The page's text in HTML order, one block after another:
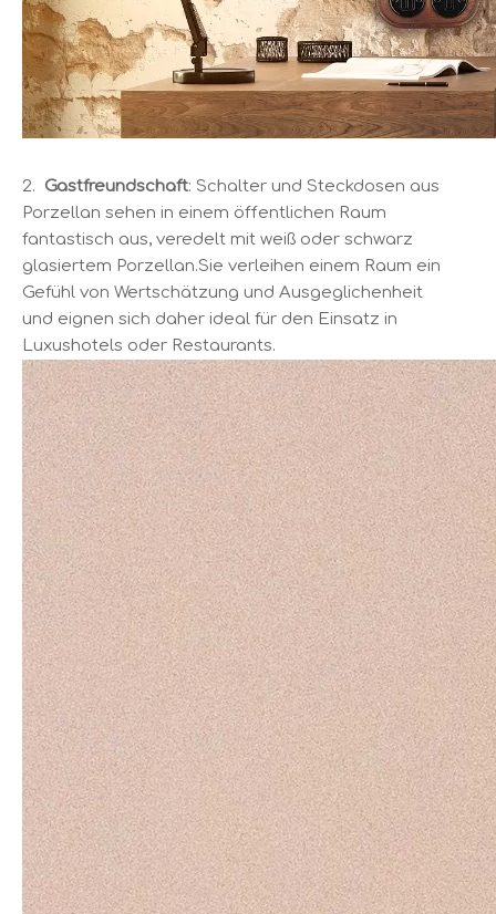
2. Gastfreundschaft: Schalter und Steckdosen aus
Porzellan sehen in einem öffentlichen Raum
fantastisch aus, veredelt mit weiß oder schwarz
glasiertem Porzellan.Sie verleihen einem Raum ein
Gefühl von Wertschätzung und Ausgeglichenheit
und eignen sich daher ideal für den Einsatz in
Luxushotels oder Restaurants.